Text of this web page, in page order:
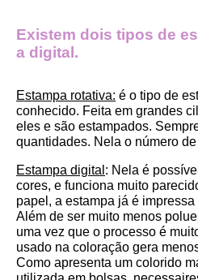
Existem dois tipos de
a digital.
Estampa rotativa: é o tipo de
conhecido. Feita em grandes
eles e são estampados.
quantidades. Nela o número
Estampa digital : Nela é
cores, e funciona muito
papel, a estampa já é
Além de ser muito menos
uma vez que o processo é
usado na coloração gera
Como apresenta um colorido